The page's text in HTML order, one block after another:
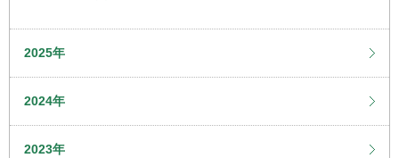
2025年
2024年
2023年